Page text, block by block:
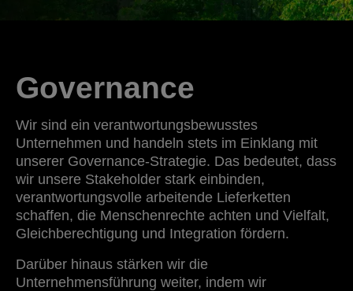
Governance
Wir sind ein verantwortungsbewusstes
Unternehmen und handeln stets im Einklang mit
unserer Governance-Strategie. Das bedeutet, dass
wir unsere Stakeholder stark einbinden,
verantwortungsvolle arbeitende Lieferketten
schaffen, die Menschenrechte achten und Vielfalt,
Gleichberechtigung und Integration fördern.
Darüber hinaus stärken wir die
Unternehmensführung weiter, indem wir